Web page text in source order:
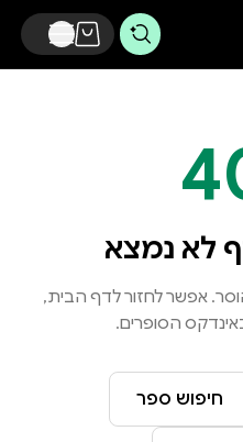
לא נמצא
אפשר לחזור לדף הבית,
הסופרים.
חיפוש ספר